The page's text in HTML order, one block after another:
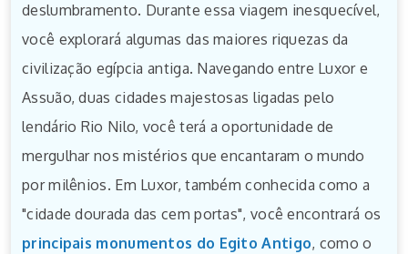
deslumbramento. Durante essa viagem inesquecível,
você explorará algumas das maiores riquezas da
civilização egípcia antiga. Navegando entre Luxor e
Assuão, duas cidades majestosas ligadas pelo
lendário Rio Nilo, você terá a oportunidade de
mergulhar nos mistérios que encantaram o mundo
por milênios. Em Luxor, também conhecida como a
"cidade dourada das cem portas", você encontrará os
principais monumentos do Egito Antigo, como o